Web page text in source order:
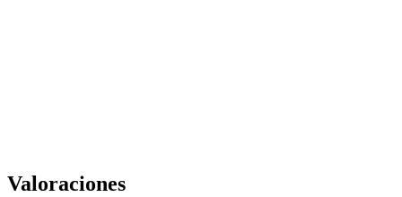
Valoraciones